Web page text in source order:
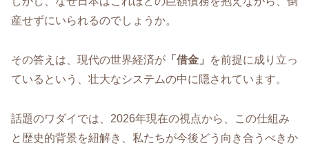
産せずにいられるのでしょうか。
その答えは、現代の世界経済が 「借金」
を前提に成り立っ
ているという、壮大なシステムの中に隠されています。
話題のワダイでは、2026年現在の視点から、この仕組み
と歴史的背景を紐解き、私たちが今後どう向き合うべきか